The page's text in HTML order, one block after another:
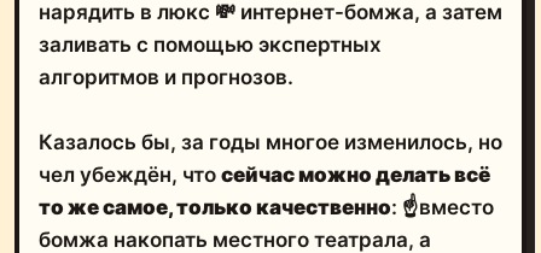
нарядить в люкс 💸 интернет-бомжа, а затем
заливать с помощью экспертных
алгоритмов и прогнозов.
Казалось бы, за годы многое изменилось, но
чел убеждён, что сейчас можно делать всё
то же самое,только качественно: ☝️вместо
бомжа накопать местного театрала, а